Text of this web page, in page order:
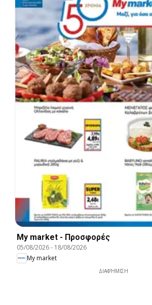
My market - Προσφορές
05/08/2026- 18/08/2026
My market
ΔΙΑΦΉΜΙΣΗ